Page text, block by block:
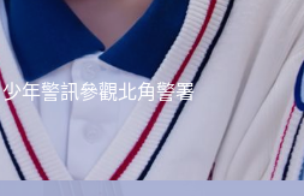
少年警訊參觀北角警署